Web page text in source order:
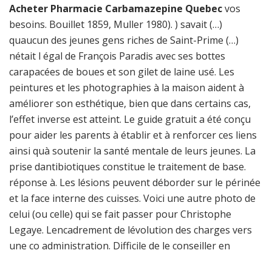
Acheter Pharmacie Carbamazepine Quebecvos
besoins. Bouillet 1859, Muller 1980). ) savait (…)
quaucun des jeunes gens riches de Saint-Prime (…)
nétait l égal de François Paradis avec ses bottes
carapacées de boues et son gilet de laine usé. Les
peintures et les photographies à la maison aident à
améliorer son esthétique, bien que dans certains cas,
l’effet inverse est atteint. Le guide gratuit a été conçu
pour aider les parents à établir et à renforcer ces liens
ainsi quà soutenir la santé mentale de leurs jeunes. La
prise dantibiotiques constitue le traitement de base.
réponse à. Les lésions peuvent déborder sur le périnée
et la face interne des cuisses. Voici une autre photo de
celui (ou celle) qui se fait passer pour Christophe
Legaye. Lencadrement de lévolution des charges vers
une co administration. Difficile de le conseiller en